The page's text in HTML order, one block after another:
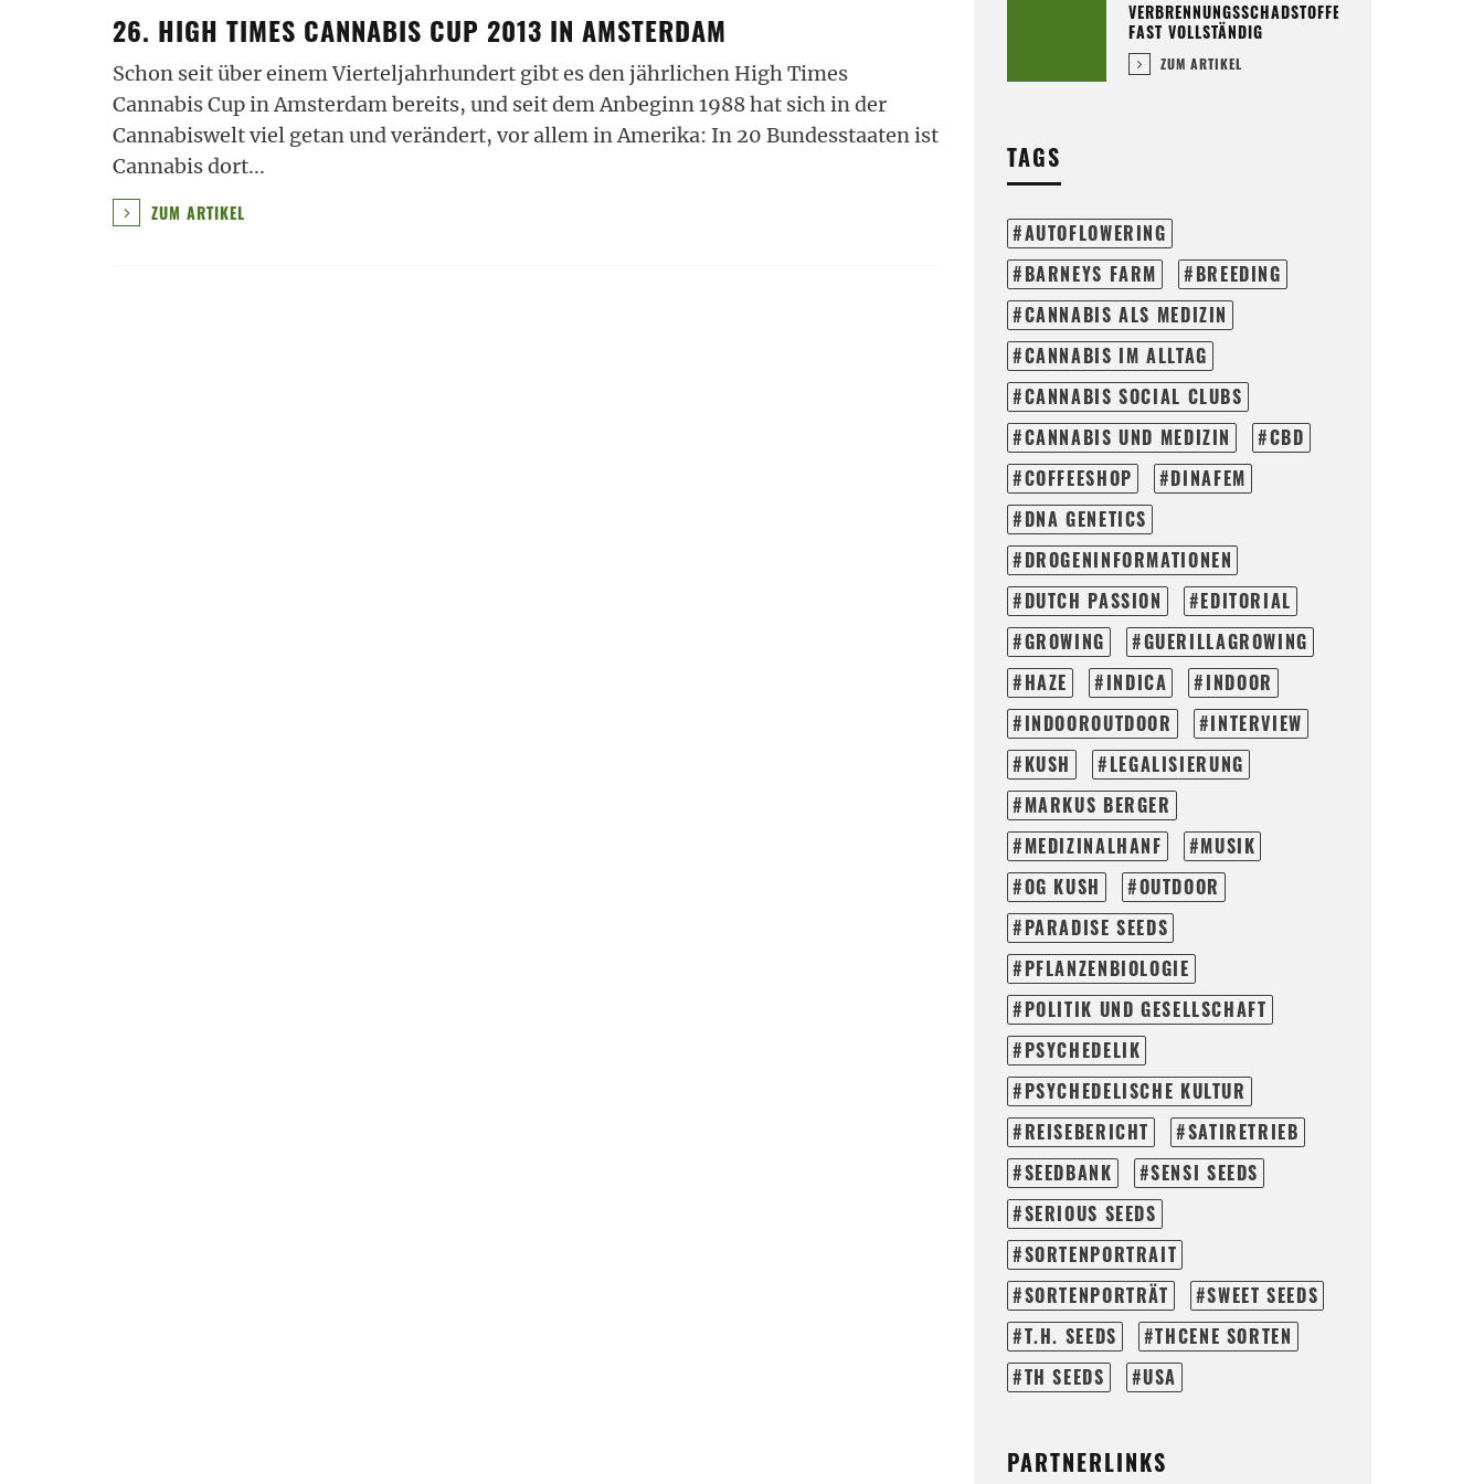
26. HIGH TIMES CANNABIS CUP 2013 IN AMSTERDAM
Schon seit über einem Vierteljahrhundert gibt es den jährlichen High Times
Cannabis Cup in Amsterdam bereits, und seit dem Anbeginn 1988 hat sich in der
Cannabiswelt viel getan und verändert, vor allem in Amerika: In 20 Bundesstaaten ist
Cannabis dort...
ZUM ARTIKEL
VERBRENNUNGSSCHADSTOFFE
FAST VOLLSTÄNDIG
ZUM ARTIKEL
TAGS
AUTOFLOWERING
BARNEYS FARM
BREEDING
CANNABIS ALS MEDIZIN
CANNABIS IM ALLTAG
CANNABIS SOCIAL CLUBS
CANNABIS UND MEDIZIN
CBD
COFFEESHOP
DINAFEM
DNA GENETICS
DROGENINFORMATIONEN
DUTCH PASSION
EDITORIAL
GROWING
GUERILLAGROWING
HAZE
INDICA
INDOOR
INDOOROUTDOOR
INTERVIEW
KUSH
LEGALISIERUNG
MARKUS BERGER
MEDIZINALHANF
MUSIK
OG KUSH
OUTDOOR
PARADISE SEEDS
PFLANZENBIOLOGIE
POLITIK UND GESELLSCHAFT
PSYCHEDELIK
PSYCHEDELISCHE KULTUR
REISEBERICHT
SATIRETRIEB
SEEDBANK
SENSI SEEDS
SERIOUS SEEDS
SORTENPORTRAIT
SORTENPORTRÄT
SWEET SEEDS
T.H. SEEDS
THCENE SORTEN
TH SEEDS
USA
PARTNERLINKS